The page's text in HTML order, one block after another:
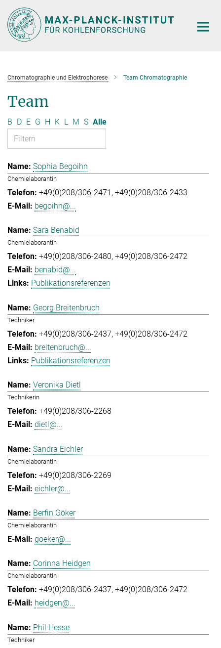
Hauptinhalt
Chromatographie und Elektrophorese Team Chromatographie
Team
B D E G H K L M S Alle
Sophia Begoihn
Chemielaborantin
+49(0)208/306-2471 +49(0)208/306-2433
begoihn@...
Sara Benabid
Chemielaborantin
+49(0)208/306-2480 +49(0)208/306-2472
benabid@...
Publikationsreferenzen
Georg Breitenbruch
Techniker
+49(0)208/306-2437 +49(0)208/306-2472
breitenbruch@...
Publikationsreferenzen
Veronika Dietl
Technikerin
+49(0)208/306-2268
dietl@...
Sandra Eichler
Chemielaborantin
+49(0)208/306-2269
eichler@...
Berfin Göker
Chemielaborantin
goeker@...
Corinna Heidgen
Chemielaborantin
+49(0)208/306-2437 +49(0)208/306-2472
heidgen@...
Phil Hesse
Techniker